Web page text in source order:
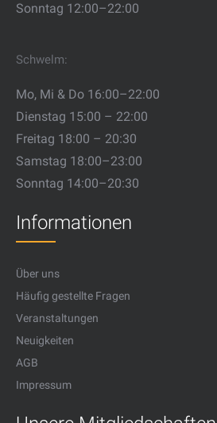
Sonntag 12:00–22:00
Schwelm:
Mo, Mi & Do 16:00–22:00
Dienstag 15:00 – 22:00
Freitag 18:00 – 20:30
Samstag 18:00–23:00
Sonntag 14:00–20:30
Informationen
Über uns
Häufig gestellte Fragen
Veranstaltungen
Neuigkeiten
AGB
Impressum